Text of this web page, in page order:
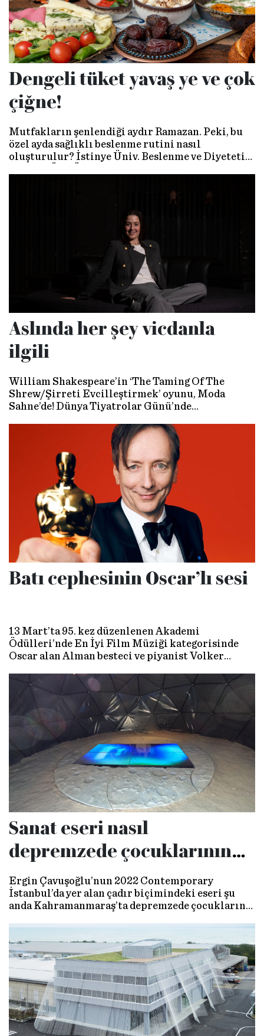
Dengeli tüket yavaş ye ve çok
çiğne!
Mutfakların şenlendiği aydır Ramazan. Peki, bu
özel ayda sağlıklı beslenme rutini nasıl
oluşturulur? İstinye Üniv. Beslenme ve Diyetetik
kalabilmek adına çok önemli” diyor.
Aslında her şey vicdanla
ilgili
William Shakespeare’in ‘The Taming Of The
Shrew/Şirreti Evcilleştirmek’ oyunu, Moda
Sahne’de! Dünya Tiyatrolar Günü’nde
Katherina karakteri ve dayatılan cinsiyet
rollerine dair konuştuk. Birkan, “İnsan hakkı,
kavramının tüm insanlar için var olduğunu
anladığımız zaman daha adil ve eşit yaşayacağız”
Batı cephesinin Oscar’lı sesi
13 Mart’ta 95. kez düzenlenen Akademi
Ödülleri’nde En İyi Film Müziği kategorisinde
Oscar alan Alman besteci ve piyanist Volker
Sanat eseri nasıl
depremzede çocuklarının
kreşi oldu?
Ergin Çavuşoğlu’nun 2022 Contemporary
İstanbul’da yer alan çadır biçimindeki eseri şu
anda Kahramanmaraş’ta depremzede çocuklarına